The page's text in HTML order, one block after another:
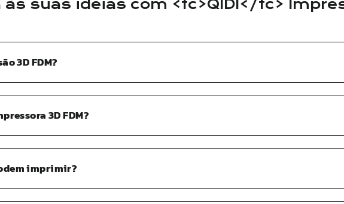
às suas ideias com <tc>QIDI</tc>
3D FDM?
3D FDM?
imprimir?